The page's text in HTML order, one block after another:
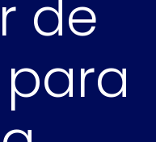
de